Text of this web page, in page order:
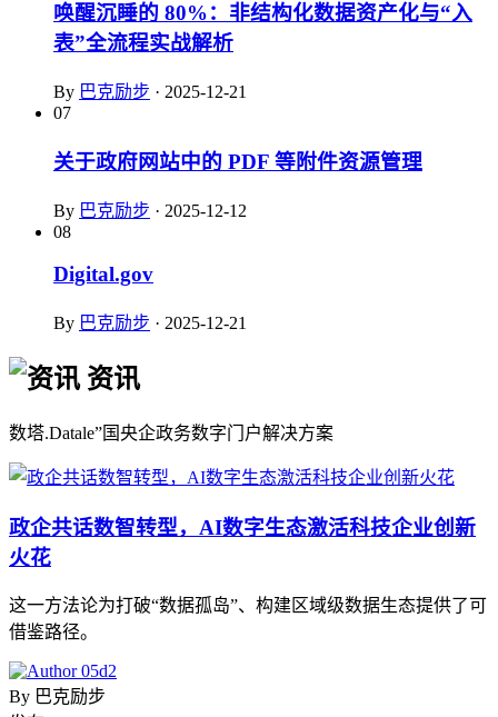
唤醒沉睡的 80%：非结构化数据资产化与“入
表”全流程实战解析
By 巴克励步 · 2025-12-21
07
关于政府网站中的 PDF 等附件资源管理
By 巴克励步 · 2025-12-12
08
Digital.gov
By 巴克励步 · 2025-12-21
资讯
数塔.Datale”国央企政务数字门户解决方案
政企共话数智转型，AI数字生态激活科技企业创新
火花
这一方法论为打破“数据孤岛”、构建区域级数据生态提供了可
借鉴路径。
By 巴克励步